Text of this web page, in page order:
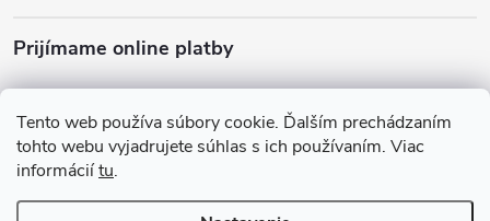
Tento web používa súbory cookie. Ďalším prechádzaním
tohto webu vyjadrujete súhlas s ich používaním. Viac
informáciítu.
Prijímame online platby